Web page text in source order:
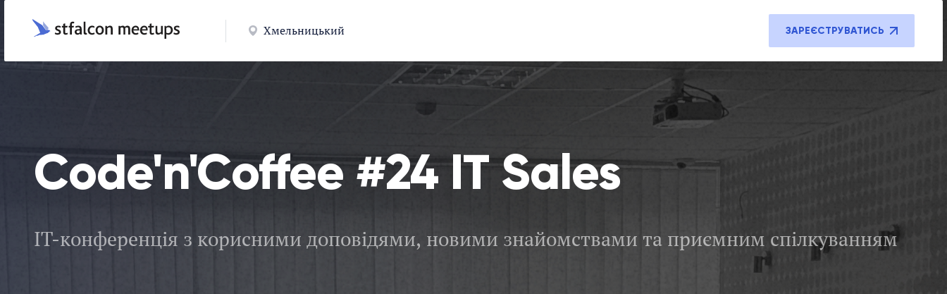
Хмельницький ЗАРЕЄСТРУВАТИСЬ
Code'n'Coffee #24 IT Sales
ІТ-конференція з корисними доповідями, новими знайомствами та приємним спілкуванням